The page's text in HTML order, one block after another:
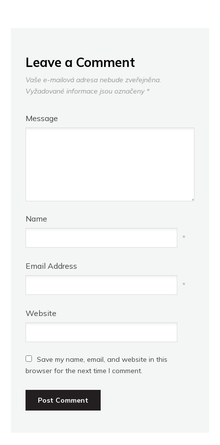
Leave a Comment
Vaše e-mailová adresa nebude zveřejněna.
Vyžadované informace jsou označeny *
Message
Name
*
Email Address
*
Website
Save my name, email, and website in this
browser for the next time I comment.